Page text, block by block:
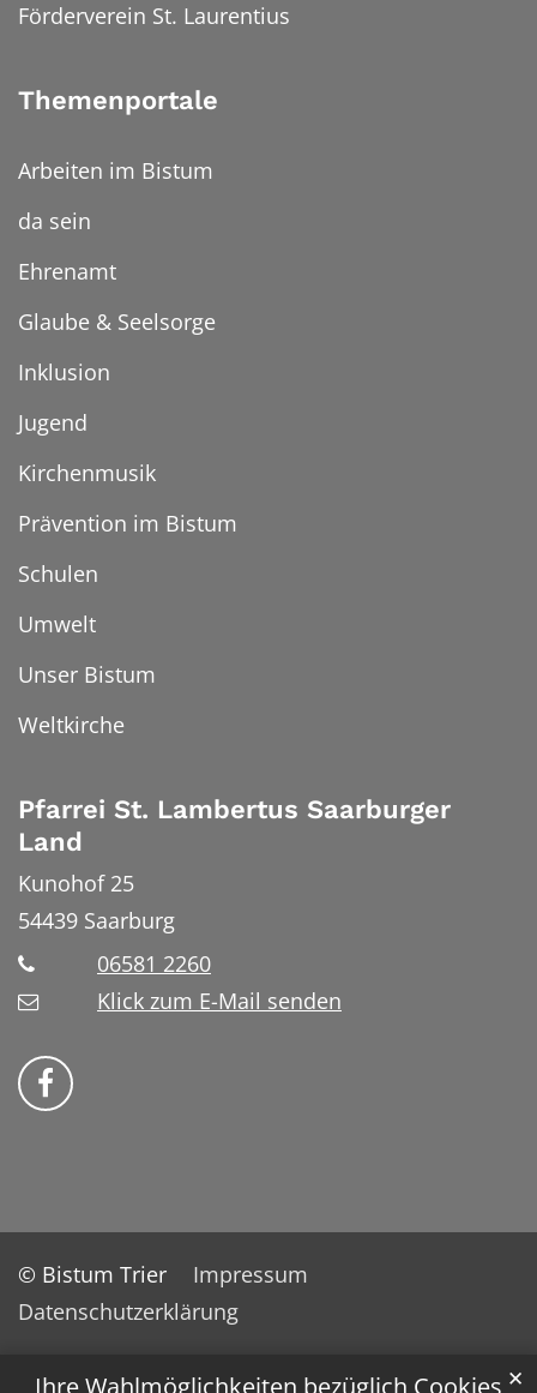
✕
Förderverein St. Laurentius
Themenportale
Arbeiten im Bistum
da sein
Ehrenamt
Glaube & Seelsorge
Inklusion
Jugend
Kirchenmusik
Prävention im Bistum
Schulen
Umwelt
Unser Bistum
Weltkirche
Pfarrei St. Lambertus Saarburger
Land
Kunohof 25
54439 Saarburg
06581 2260
Klick zum E-Mail senden
Bistum Trier auf Facebook
© Bistum Trier
Impressum
Datenschutzerklärung